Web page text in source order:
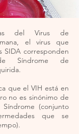
del Virus de
el virus que
SIDA corresponden
Síndrome de
que el VIH está en
no es sinónimo de
(conjunto
que se